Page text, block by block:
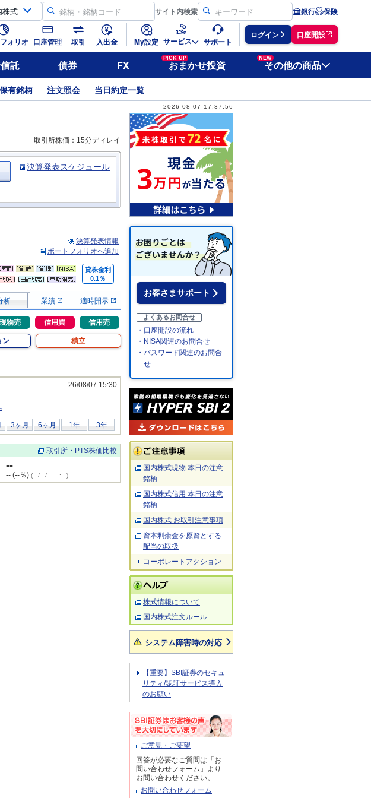
サイト内検索 銀行 保険
ォリオ 口座管理 取引 入出金 My設定 サービス サポート
ログイン 口座開設
託 債券 FX
PICK UP
おまかせ投資
NEW
その他の商品
保有銘柄 注文照会 当日約定一覧
2026-08-07 17:37:56
取引所株価：15分ディレイ
決算発表スケジュール
決算発表情報
ポートフォリオへ追加
貸株金利
0.1％
析 業績 適時開示
現物売 信用買 信用売
ン 積立
26/08/07 15:30
3ヶ月 6ヶ月 1年 3年
取引所・PTS株価比較
--
-- (--％) (--/--/-- --:--)
お客さまサポート
よくあるお問合せ
・口座開設の流れ
・NISA関連のお問合せ
・パスワード関連のお問合
せ
国内株式現物 本日の注意
銘柄
国内株式信用 本日の注意
銘柄
国内株式 お取引注意事項
資本剰余金を原資とする
配当の取扱
コーポレートアクション
株式情報について
国内株式注文ルール
システム障害時の対応
【重要】SBI証券のセキュ
リティ/認証サービス導入
のお願い
ご意見・ご要望
回答が必要なご質問は「お
問い合わせフォーム」より
お問い合わせください。
お問い合わせフォーム